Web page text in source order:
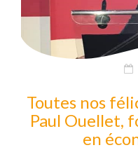
Toutes nos
Paul Ouellet,
en